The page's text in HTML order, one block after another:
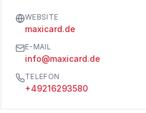
WEBSITE
maxicard.de
E-MAIL
info@maxicard.de
TELEFON
+49216293580